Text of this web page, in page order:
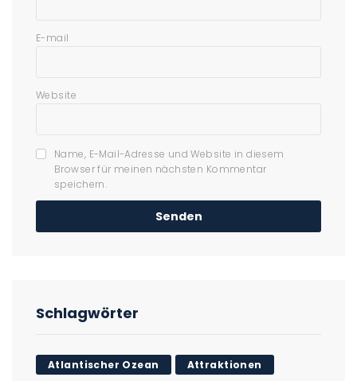
E-mail
Website
Name, E-Mail-Adresse und Website in diesem
Browser für meinen nächsten Kommentar
speichern.
Schlagwörter
Atlantischer Ozean Attraktionen